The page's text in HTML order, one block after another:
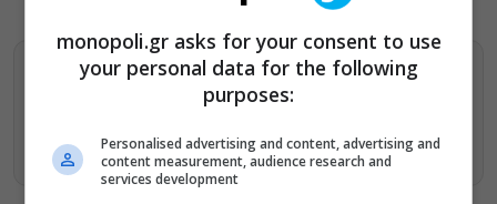
Βρείτε περισσότερα άρθρα μας στα αποτελέσματα
αναζητησης
Προσθήκη του monopoli.gr στην Google
monopoli.gr asks for your consent to use
your personal data for the following
purposes:
Personalised advertising and content, advertising and
content measurement, audience research and
services development